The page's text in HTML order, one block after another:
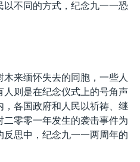
不同的方式，纪念九一一恐
来缅怀失去的同胞，一些人
则是在纪念仪式上的号角声
各国政府和人民以祈祷、继
零零一年发生的袭击事件为
思中，纪念九一一两周年的